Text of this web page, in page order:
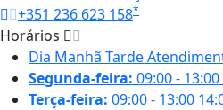
+351 236 623 158*
Horários
Dia Manhã Tarde
Segunda-feira: 09:00 - 13:00
Terça-feira: 09:00 - 13:00